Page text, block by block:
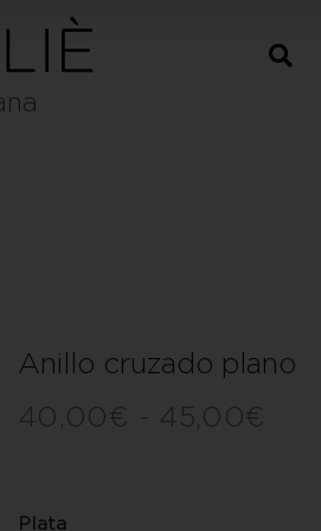
Anillo cruzado plano
40,00€ - 45,00€
Plata